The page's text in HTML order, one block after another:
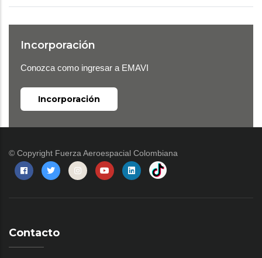
Incorporación
Conozca como ingresar a EMAVI
Incorporación
© Copyright Fuerza Aeroespacial Colombiana
Contacto